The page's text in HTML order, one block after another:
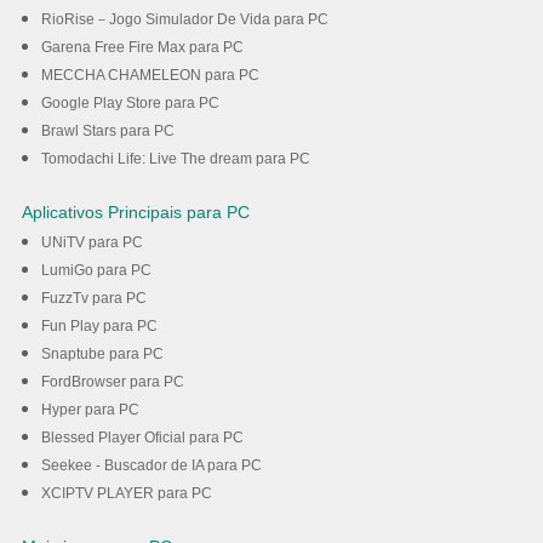
RioRise－Jogo Simulador De Vida para PC
Garena Free Fire Max para PC
MECCHA CHAMELEON para PC
Google Play Store para PC
Brawl Stars para PC
Tomodachi Life: Live The dream para PC
Aplicativos Principais para PC
UNiTV para PC
LumiGo para PC
FuzzTv para PC
Fun Play para PC
Snaptube para PC
FordBrowser para PC
Hyper para PC
Blessed Player Oficial para PC
Seekee - Buscador de IA para PC
XCIPTV PLAYER para PC